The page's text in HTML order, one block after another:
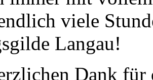
viele
Langau!
Dank für